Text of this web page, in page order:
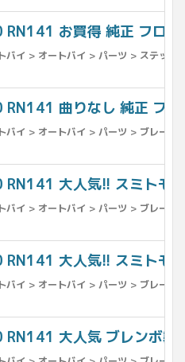
お買得 純正 フロ
バイ > オートバイ > パーツ > ステップ
RN141 曲りなし 純正 フ
バイ > オートバイ > パーツ > ブレーキ
RN141 大人気!! スミトモ
バイ > オートバイ > パーツ > ブレーキ
RN141 大人気!! スミトモ
バイ > オートバイ > パーツ > ブレーキ
RN141 大人気 ブレンボ